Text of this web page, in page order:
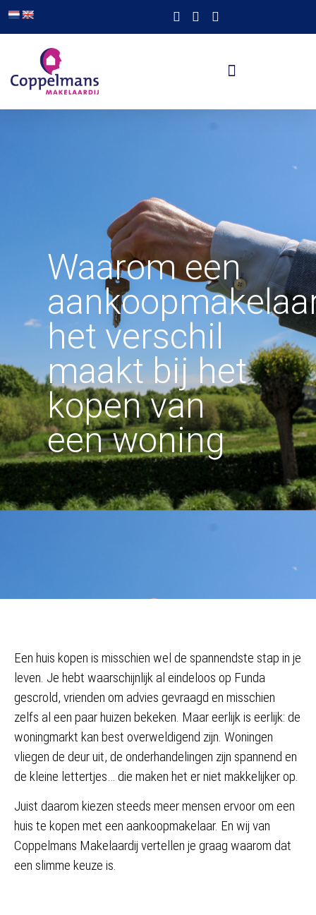
Waarom een
het verschil
maakt bij het
kopen van
een woning
Een huis kopen is misschien wel de spannendste stap in je
leven. Je hebt waarschijnlijk al eindeloos op Funda
gescrold, vrienden om advies gevraagd en misschien
zelfs al een paar huizen bekeken. Maar eerlijk is eerlijk: de
woningmarkt kan best overweldigend zijn. Woningen
vliegen de deur uit, de onderhandelingen zijn spannend en
de kleine lettertjes… die maken het er niet makkelijker op.
Juist daarom kiezen steeds meer mensen ervoor om een
huis te kopen met een aankoopmakelaar. En wij van
Coppelmans Makelaardij vertellen je graag waarom dat
een slimme keuze is.